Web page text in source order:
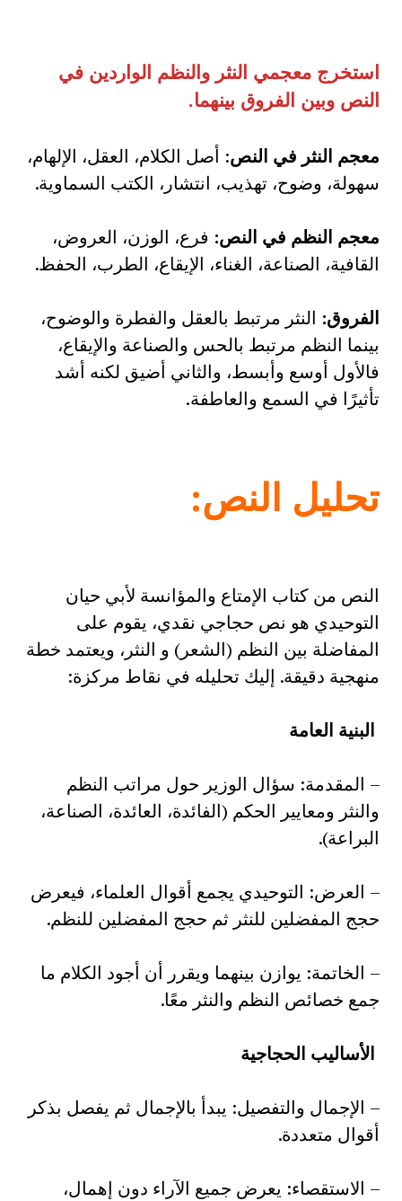
استخرج معجمي النثر والنظم الواردين في
النص وبين الفروق بينهما.
معجم النثر في النص: أصل الكلام، العقل، الإلهام،
سهولة، وضوح، تهذيب، انتشار، الكتب السماوية.
معجم النظم في النص: فرع، الوزن، العروض،
القافية، الصناعة، الغناء، الإيقاع، الطرب، الحفظ.
الفروق: النثر مرتبط بالعقل والفطرة والوضوح،
بينما النظم مرتبط بالحس والصناعة والإيقاع،
فالأول أوسع وأبسط، والثاني أضيق لكنه أشد
تأثيرًا في السمع والعاطفة.
تحليل النص:
النص من كتاب الإمتاع والمؤانسة لأبي حيان
التوحيدي هو نص حجاجي نقدي، يقوم على
المفاضلة بين النظم (الشعر) و النثر، ويعتمد خطة
منهجية دقيقة. إليك تحليله في نقاط مركزة:
البنية العامة
– المقدمة: سؤال الوزير حول مراتب النظم
والنثر ومعايير الحكم (الفائدة، العائدة، الصناعة،
البراعة).
– العرض: التوحيدي يجمع أقوال العلماء، فيعرض
حجج المفضلين للنثر ثم حجج المفضلين للنظم.
– الخاتمة: يوازن بينهما ويقرر أن أجود الكلام ما
جمع خصائص النظم والنثر معًا.
الأساليب الحجاجية
– الإجمال والتفصيل: يبدأ بالإجمال ثم يفصل بذكر
أقوال متعددة.
– الاستقصاء: يعرض جميع الآراء دون إهمال،